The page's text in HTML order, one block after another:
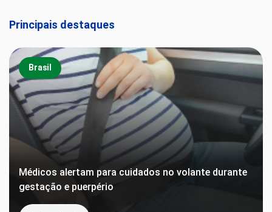
Principais destaques
Brasil
Médicos alertam para cuidados no volante durante
gestação e puerpério